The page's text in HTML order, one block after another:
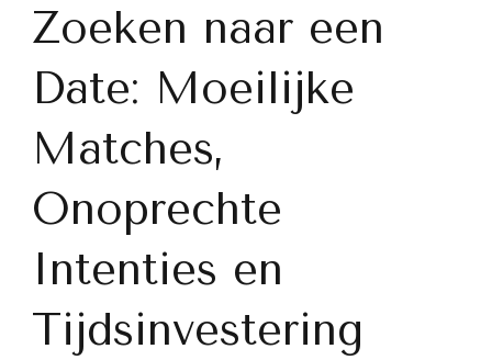
Zoeken naar een
Date: Moeilijke
Matches,
Onoprechte
Intenties en
Tijdsinvestering